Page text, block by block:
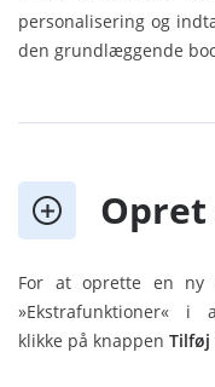
personalisering og
den grundlæggende
For at oprette en ny
»Ekstrafunktioner« i
klikke på knappen Tilføj